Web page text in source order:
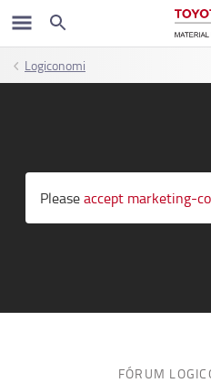
Logiconomi
Pleaseaccept marketing-
FÓRUM